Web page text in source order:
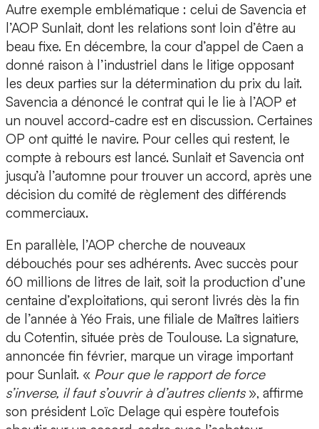
Autre exemple emblématique : celui de Savencia et
l’AOP Sunlait, dont les relations sont loin d’être au
beau fixe. En décembre, la cour d’appel de Caen a
donné raison à l’industriel dans le litige opposant
les deux parties sur la détermination du prix du lait.
Savencia a dénoncé le contrat qui le lie à l’AOP et
un nouvel accord-cadre est en discussion. Certaines
OP ont quitté le navire. Pour celles qui restent, le
compte à rebours est lancé. Sunlait et Savencia ont
jusqu’à l’automne pour trouver un accord, après une
décision du comité de règlement des différends
commerciaux.
En parallèle, l’AOP cherche de nouveaux
débouchés pour ses adhérents. Avec succès pour
60 millions de litres de lait, soit la production d’une
centaine d’exploitations, qui seront livrés dès la fin
de l’année à Yéo Frais, une filiale de Maîtres laitiers
du Cotentin, située près de Toulouse. La signature,
annoncée fin février, marque un virage important
pour Sunlait. « Pour que le rapport de force
s’inverse, il faut s’ouvrir à d’autres clients», affirme
son président Loïc Delage qui espère toutefois